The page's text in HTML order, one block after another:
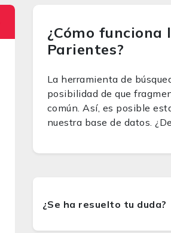
¿Cómo
Parientes?
La herramienta de
posibilidad de que
común. Así, es posible
nuestra base de datos.